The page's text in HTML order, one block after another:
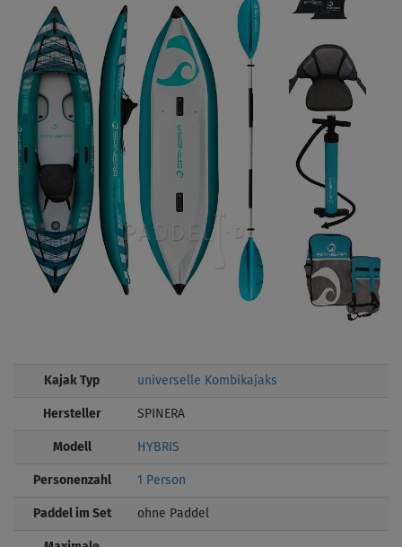
Kajak Typ universelle Kombikajaks
Hersteller SPINERA
Modell HYBRIS
Personenzahl 1 Person
Paddel im Set ohne Paddel